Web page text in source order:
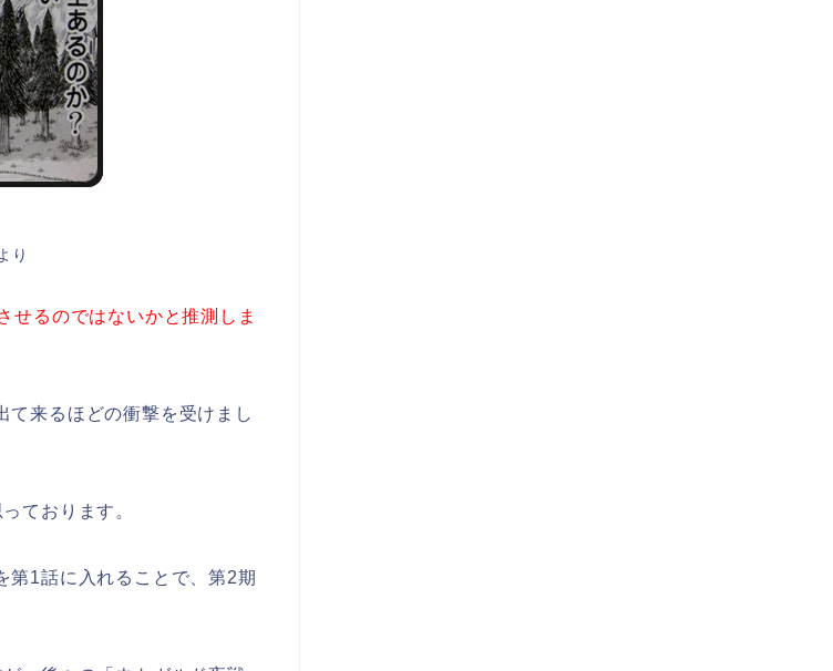
り
せるのではないかと推測しま
て来るほどの衝撃を受けまし
ております。
第1話に入れることで、第2期